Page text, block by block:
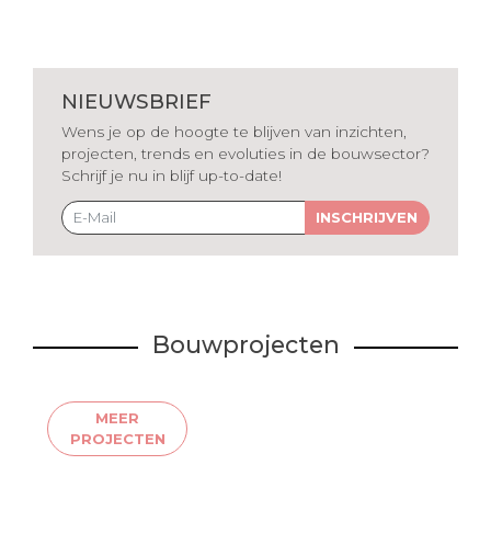
NIEUWSBRIEF
Wens je op de hoogte te blijven van inzichten,
projecten, trends en evoluties in de bouwsector?
Schrijf je nu in blijf up-to-date!
INSCHRIJVEN
Bouwprojecten
MEER
PROJECTEN